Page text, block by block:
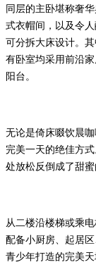
同层的主卧堪称奢
式衣帽间，以及令
可分拆大床设计。
有卧室均采用前沿
阳台。
无论是倚床啜饮晨
完美一天的绝佳方
处放松反倒成了甜蜜
从二楼沿楼梯或乘
配备小厨房、起居
青少年打造的完美天